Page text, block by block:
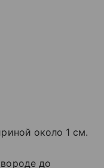
около 1 см.
до